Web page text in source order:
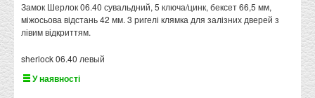
Замок Шерлок 06.40 сувальдний, 5 ключа/цинк, бексет 66,5 мм,
міжосьова відстань 42 мм. 3 ригелі клямка для залізних дверей з
лівим відкриттям.
sherlock 06.40 левый
У наявності